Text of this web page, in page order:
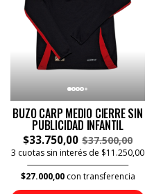
BUZO CARP MEDIO CIERRE SIN
PUBLICIDAD INFANTIL
$33.750,00 $37.500,00
3 cuotas sin interés de $11.250,00
$27.000,00con transferencia